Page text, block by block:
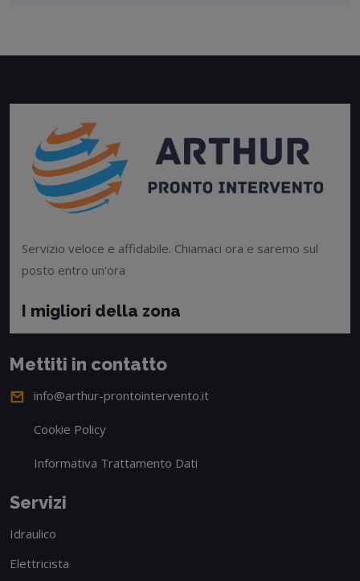
Servizio veloce e affidabile. Chiamaci ora e saremo sul
posto entro un'ora
I migliori della zona
Mettiti in contatto
info@arthur-prontointervento.it
Cookie Policy
Informativa Trattamento Dati
Servizi
Idraulico
Elettricista